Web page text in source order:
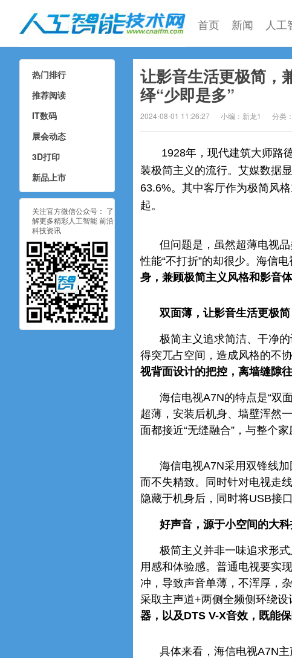
人工智能技术网
首页 新闻 人工
让影音生活更极简，
绎“少即是多”
2024-08-01 11:26:27 小编：新龙1 分类：
1928年，现代建筑大师路
装极简主义的流行。艾媒数据
63.6%。其中客厅作为极简风
起。
但问题是，虽然超薄电视
性能“不打折”的却很少。海信
身，兼顾极简主义风格和影音
双面薄，让影音生活更极简
极简主义追求简洁、干净
得突兀占空间，造成风格的不
视背面设计的把控，离墙缝隙
海信电视A7N的特点是“双
超薄，安装后机身、墙壁浑然
面都接近“无缝融合”，与整个
海信电视A7N采用双锋线
而不失精致。同时针对电视走
隐藏于机身后，同时将USB接
好声音，源于小空间的大
极简主义并非一味追求形
用感和体验感。普通电视要实
冲，导致声音单薄，‌不浑厚，‌
采取主声道+两侧全频侧环绕设
器，以及DTS V-X音效，既能
具体来看，海信电视A7N
热门排行
推荐阅读
IT数码
展会动态
3D打印
新品上市
关注官方微信公众号： 了
解更多精彩人工智能 前沿
科技资讯